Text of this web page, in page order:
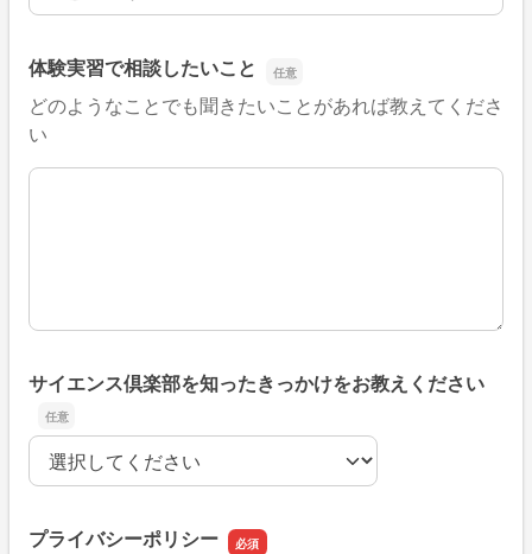
体験実習で相談したいこと
どのようなことでも聞きたいことがあれば教えてくださ
い
体験実習で相談したいこと
サイエンス倶楽部を知ったきっかけをお教えください
サイエンス倶楽部を知ったきっかけをお教えください
プライバシーポリシー